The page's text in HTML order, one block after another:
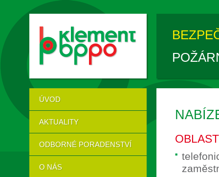
ÚVOD
AKTUALITY
ODBORNÉ PORADENSTVÍ
O NÁS